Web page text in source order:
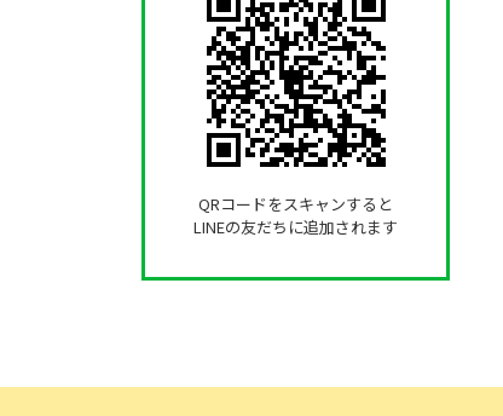
QRコードをスキャンすると
LINEの友だちに追加されます